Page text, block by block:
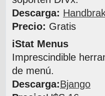
Descarga:
Precio: Gratis
iStat Menus
Imprescindible
de menú.
Descarga:Bjango